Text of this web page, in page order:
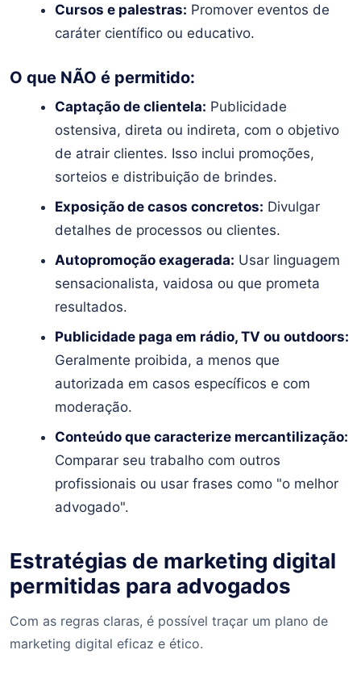
Cursos e palestras: Promover eventos de
caráter científico ou educativo.
O que NÃO é permitido:
Captação de clientela: Publicidade
ostensiva, direta ou indireta, com o objetivo
de atrair clientes. Isso inclui promoções,
sorteios e distribuição de brindes.
Exposição de casos concretos: Divulgar
detalhes de processos ou clientes.
Autopromoção exagerada: Usar linguagem
sensacionalista, vaidosa ou que prometa
resultados.
Publicidade paga em rádio, TV ou outdoors:
Geralmente proibida, a menos que
autorizada em casos específicos e com
moderação.
Conteúdo que caracterize mercantilização:
Comparar seu trabalho com outros
profissionais ou usar frases como "o melhor
advogado".
Estratégias de marketing digital
permitidas para advogados
Com as regras claras, é possível traçar um plano de
marketing digital eficaz e ético.